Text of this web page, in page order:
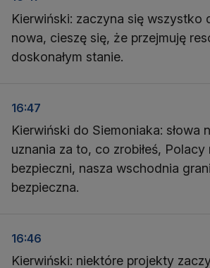
Kierwiński: zaczyna się wszystko
nowa, cieszę się, że przejmuję
doskonałym stanie.
16:47
Kierwiński do Siemoniaka: słowa
uznania za to, co zrobiłeś,
bezpieczni, nasza wschodnia
bezpieczna.
16:46
Kierwiński: niektóre projekty